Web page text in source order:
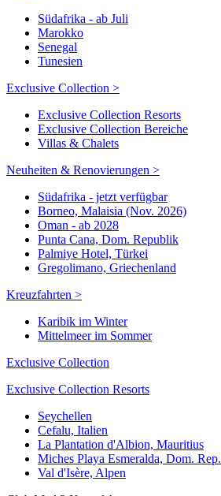
Südafrika - ab Juli
Marokko
Senegal
Tunesien
Exclusive Collection >
Exclusive Collection Resorts
Exclusive Collection Bereiche
Villas & Chalets
Neuheiten & Renovierungen >
Südafrika - jetzt verfügbar
Borneo, Malaisia (Nov. 2026)
Oman - ab 2028
Punta Cana, Dom. Republik
Palmiye Hotel, Türkei
Gregolimano, Griechenland
Kreuzfahrten >
Karibik im Winter
Mittelmeer im Sommer
Exclusive Collection
Exclusive Collection Resorts
Seychellen
Cefalu, Italien
La Plantation d'Albion, Mauritius
Miches Playa Esmeralda, Dom. Rep.
Val d'Isère, Alpen